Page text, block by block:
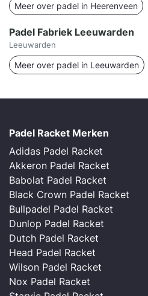
Meer over padel in Heerenveen
Padel Fabriek Leeuwarden
Leeuwarden
Meer over padel in Leeuwarden
Padel Racket Merken
Adidas Padel Racket
Akkeron Padel Racket
Babolat Padel Racket
Black Crown Padel Racket
Bullpadel Padel Racket
Dunlop Padel Racket
Dutch Padel Racket
Head Padel Racket
Wilson Padel Racket
Nox Padel Racket